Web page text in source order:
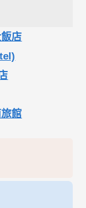
店
館